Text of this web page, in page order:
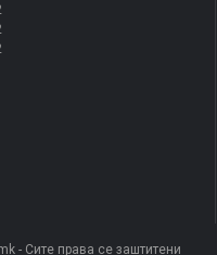
- Сите права се заштитени